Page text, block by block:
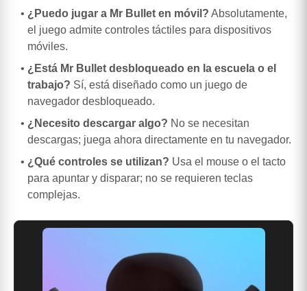
¿Puedo jugar a Mr Bullet en móvil? Absolutamente,
el juego admite controles táctiles para dispositivos
móviles.
¿Está Mr Bullet desbloqueado en la escuela o el
trabajo? Sí, está diseñado como un juego de
navegador desbloqueado.
¿Necesito descargar algo? No se necesitan
descargas; juega ahora directamente en tu navegador.
¿Qué controles se utilizan? Usa el mouse o el tacto
para apuntar y disparar; no se requieren teclas
complejas.